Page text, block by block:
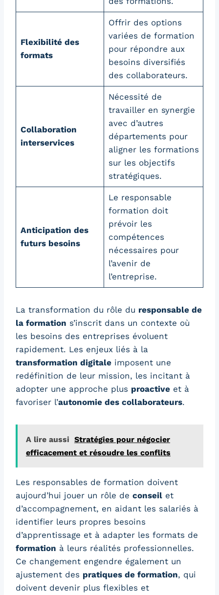
Flexibilité des
formats
Offrir des options
variées de formation
pour répondre aux
besoins diversifiés
des collaborateurs.
Collaboration
interservices
Nécessité de
travailler en synergie
avec d’autres
départements pour
aligner les formations
sur les objectifs
stratégiques.
Anticipation des
futurs besoins
Le responsable
formation doit
prévoir les
compétences
nécessaires pour
l’avenir de
l’entreprise.
La transformation du rôle du responsable de
la formation s’inscrit dans un contexte où
les besoins des entreprises évoluent
rapidement. Les enjeux liés à la
transformation digitale imposent une
redéfinition de leur mission, les incitant à
adopter une approche plus proactive et à
favoriser l’autonomie des collaborateurs.
A lire aussi Stratégies pour négocier
efficacement et résoudre les conflits
Les responsables de formation doivent
aujourd’hui jouer un rôle de conseil et
d’accompagnement, en aidant les salariés à
identifier leurs propres besoins
d’apprentissage et à adapter les formats de
formation à leurs réalités professionnelles.
Ce changement engendre également un
ajustement des pratiques de formation, qui
doivent devenir plus flexibles et